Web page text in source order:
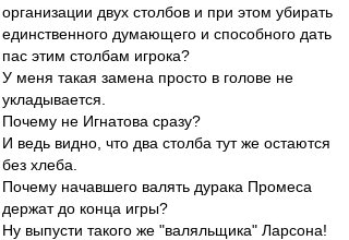
организации двух столбов и при этом убирать
единственного думающего и способного дать
пас этим столбам игрока?
У меня такая замена просто в голове не
укладывается.
Почему не Игнатова сразу?
И ведь видно, что два столба тут же остаются
без хлеба.
Почему начавшего валять дурака Промеса
держат до конца игры?
Ну выпусти такого же "валяльщика" Ларсона!